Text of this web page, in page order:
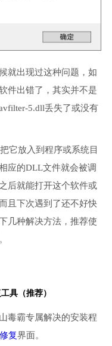
就出现过这种问题，如
件出错了，其实并不是
5.dll丢失了或没有
它放入到程序或系统目
应的DLL文件就会被调
后就能打开这个软件或
且下次遇到了还不好快
几种解决方法，推荐使
具（推荐）
毒霸专属解决的安装程
复界面。